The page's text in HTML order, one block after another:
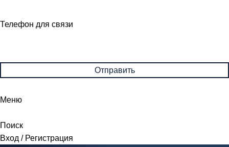
Телефон для связи
Меню
Поиск
Вход / Регистрация